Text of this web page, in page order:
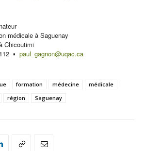
médicale à Saguenay
Chicoutimi
▪ paul_gagnon@uqac.ca
formation médecine
médicale
région Saguenay